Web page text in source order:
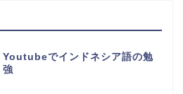
Youtubeでインドネシア語の勉
強